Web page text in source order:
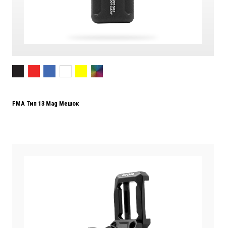
FMA Тип 13 Mag Мешок